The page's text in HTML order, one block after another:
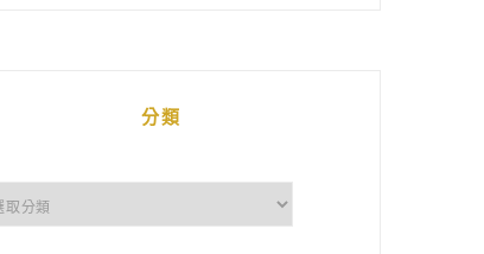
分類